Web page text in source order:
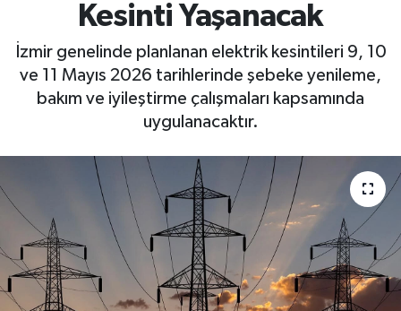
Kesinti Yaşanacak
İzmir genelinde planlanan elektrik kesintileri 9, 10
ve 11 Mayıs 2026 tarihlerinde şebeke yenileme,
bakım ve iyileştirme çalışmaları kapsamında
uygulanacaktır.